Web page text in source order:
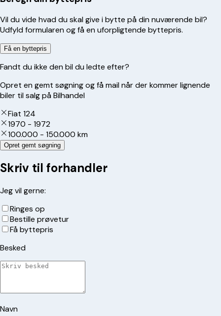
Vil du vide hvad du skal give i bytte på din nuværende bil?
Udfyld formularen og få en uforpligtende byttepris.
Få en byttepris
Fandt du ikke den bil du ledte efter?
Opret en gemt søgning og få mail når der kommer lignende
biler til salg på Bilhandel
Fiat 124
1970 - 1972
100.000 - 150.000 km
Opret gemt søgning
Skriv til forhandler
Jeg vil gerne:
Ringes op
Bestille prøvetur
Få byttepris
Besked
Navn